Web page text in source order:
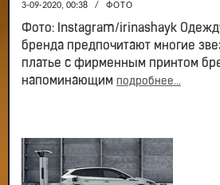
3-09-2020, 00:38 / ФОТО
Фото: Instagram/irinashayk
бренда предпочитают многие
платье с фирменным принтом
напоминающим подробнее...